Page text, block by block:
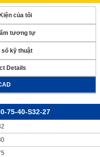
của tôi
tương tự
số kỹ thuật
Details
75-40-S32-27